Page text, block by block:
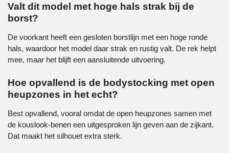
Valt dit model met hoge hals strak bij de
borst?
De voorkant heeft een gesloten borstlijn met een hoge ronde
hals, waardoor het model daar strak en rustig valt. De rek helpt
mee, maar het blijft een aansluitende uitvoering.
Hoe opvallend is de bodystocking met open
heupzones in het echt?
Best opvallend, vooral omdat de open heupzones samen met
de kouslook-benen een uitgesproken lijn geven aan de zijkant.
Dat maakt het silhouet extra sterk.